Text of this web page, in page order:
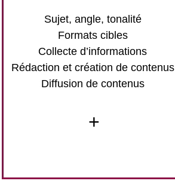
Sujet, angle, tonalité
Formats cibles
Collecte d’informations
Rédaction et création de contenus
Diffusion de contenus
+